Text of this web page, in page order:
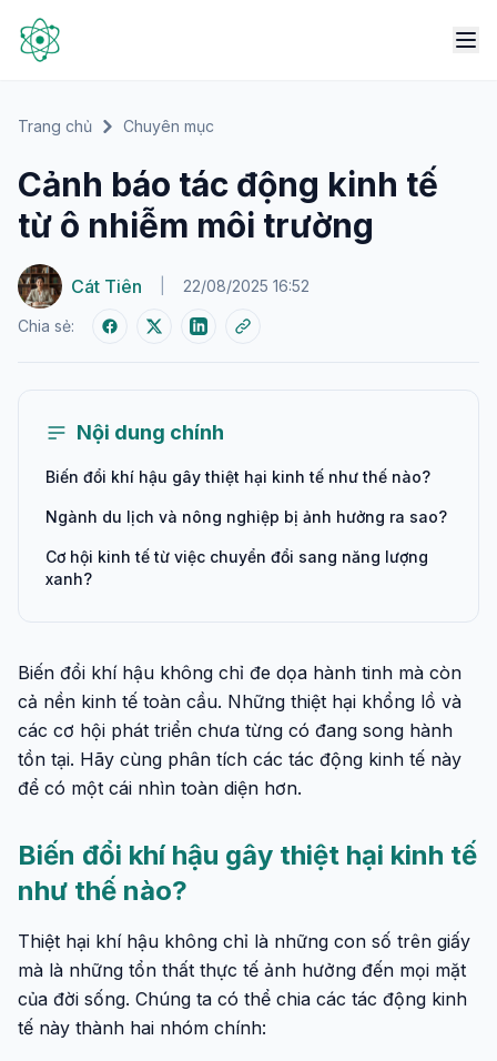
Trang chủ Chuyên mục
Cảnh báo tác động kinh tế
từ ô nhiễm môi trường
Cát Tiên 22/08/2025 16:52
Chia sẻ:
Nội dung chính
Biến đổi khí hậu gây thiệt hại kinh tế như thế nào?
Ngành du lịch và nông nghiệp bị ảnh hưởng ra sao?
Cơ hội kinh tế từ việc chuyển đổi sang năng lượng
xanh?
Biến đổi khí hậu không chỉ đe dọa hành tinh mà còn
cả nền kinh tế toàn cầu. Những thiệt hại khổng lồ và
các cơ hội phát triển chưa từng có đang song hành
tồn tại. Hãy cùng phân tích các tác động kinh tế này
để có một cái nhìn toàn diện hơn.
Biến đổi khí hậu gây thiệt hại kinh tế
như thế nào?
Thiệt hại khí hậu không chỉ là những con số trên giấy
mà là những tổn thất thực tế ảnh hưởng đến mọi mặt
của đời sống. Chúng ta có thể chia các tác động kinh
tế này thành hai nhóm chính: